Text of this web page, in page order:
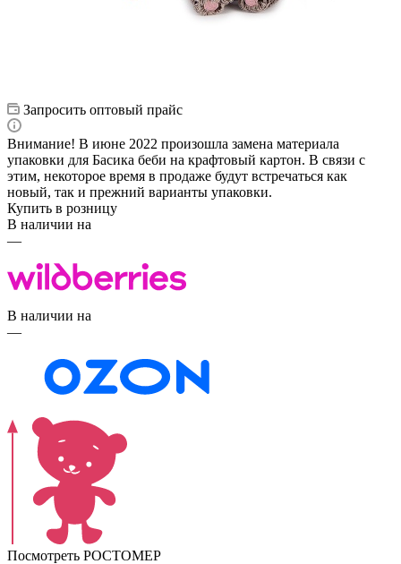
Запросить оптовый прайс
Внимание! В июне 2022 произошла замена материала
упаковки для Басика беби на крафтовый картон. В связи с
этим, некоторое время в продаже будут встречаться как
новый, так и прежний варианты упаковки.
Купить в розницу
В наличии на
—
В наличии на
—
Посмотреть РОСТОМЕР